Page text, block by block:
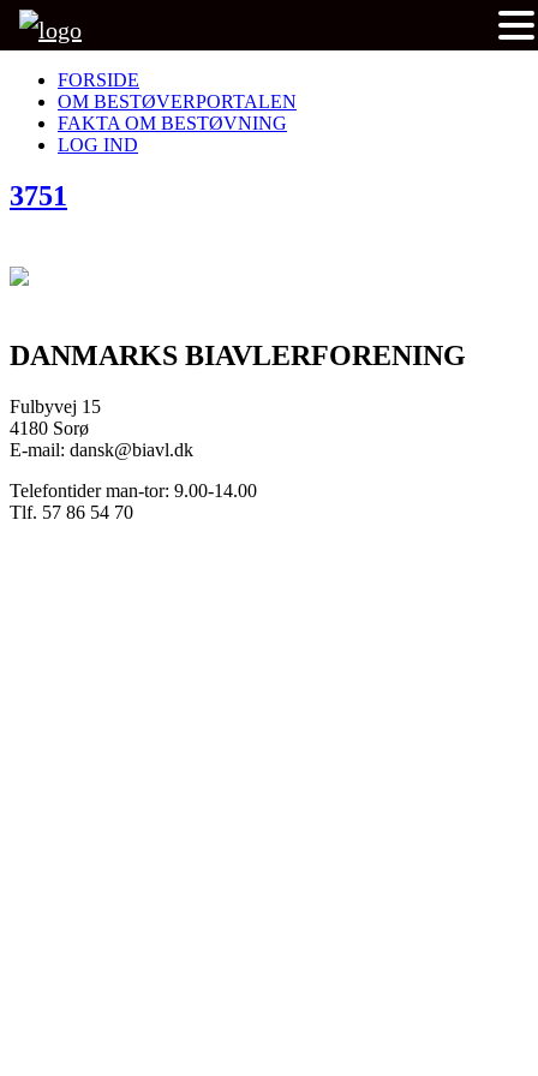
FORSIDE
OM BESTØVERPORTALEN
FAKTA OM BESTØVNING
LOG IND
3751
DANMARKS BIAVLERFORENING
Fulbyvej 15
4180 Sorø
E-mail: dansk@biavl.dk
Telefontider man-tor: 9.00-14.00
Tlf. 57 86 54 70